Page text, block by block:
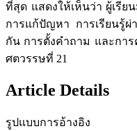
ที่สุด แสดงให้เห็นว่า ผู้เรีย
การแก้ปัญหา การเรียนรู้ผ่
กัน การตั้งคำถาม และกา
ศตวรรษที่ 21
Article Details
รูปแบบการอ้างอิง